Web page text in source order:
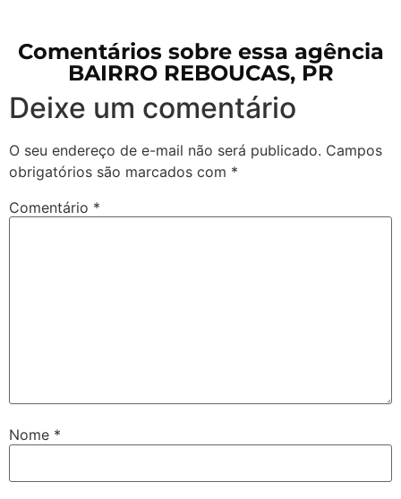
Comentários sobre essa agência
BAIRRO REBOUCAS, PR
Deixe um comentário
O seu endereço de e-mail não será publicado. Campos
obrigatórios são marcados com *
Comentário *
Nome *